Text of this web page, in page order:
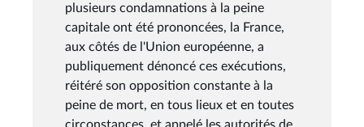
plusieurs condamnations à la peine
capitale ont été prononcées, la France,
aux côtés de l'Union européenne, a
publiquement dénoncé ces exécutions,
réitéré son opposition constante à la
peine de mort, en tous lieux et en toutes
circonstances, et appelé les autorités de